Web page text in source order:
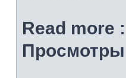
Read more :